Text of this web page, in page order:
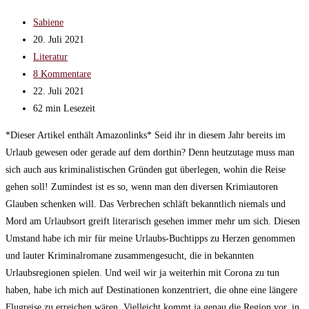
Beitrags-
Autor:
Sabiene
Beitrag
veröffentlicht:
20. Juli 2021
Beitrags-
Kategorie:
Literatur
Beitrags-
Kommentare:
8 Kommentare
Beitrag
zuletzt
22. Juli 2021
Lesedauer:
62 min Lesezeit
*Dieser Artikel enthält Amazonlinks* Seid ihr in diesem Jahr bereits im
Urlaub gewesen oder gerade auf dem dorthin? Denn heutzutage muss man
sich auch aus kriminalistischen Gründen gut überlegen, wohin die Reise
gehen soll! Zumindest ist es so, wenn man den diversen Krimiautoren
Glauben schenken will. Das Verbrechen schläft bekanntlich niemals und
Mord am Urlaubsort greift literarisch gesehen immer mehr um sich. Diesen
Umstand habe ich mir für meine Urlaubs-Buchtipps zu Herzen genommen
und lauter Kriminalromane zusammengesucht, die in bekannten
Urlaubsregionen spielen. Und weil wir ja weiterhin mit Corona zu tun
haben, habe ich mich auf Destinationen konzentriert, die ohne eine längere